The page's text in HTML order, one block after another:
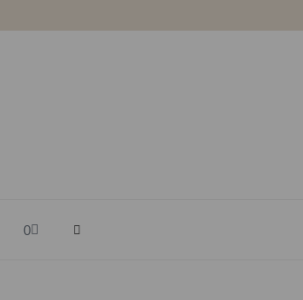
0
Winkelwagen